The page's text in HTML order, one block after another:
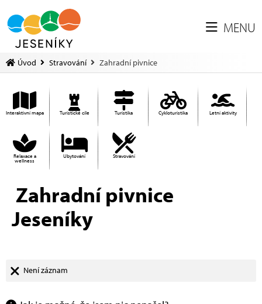
MENU
Úvod Stravování Zahradní pivnice
Interaktivní mapa Turistické cíle Turistika Cykloturistika Letní aktivity
Relaxace a
wellness
Ubytování Stravování
Zahradní pivnice
Jeseníky
Není záznam